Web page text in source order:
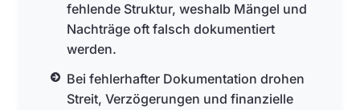
fehlende Struktur, weshalb Mängel und
Nachträge oft falsch dokumentiert
werden.
Bei fehlerhafter Dokumentation drohen
Streit, Verzögerungen und finanzielle